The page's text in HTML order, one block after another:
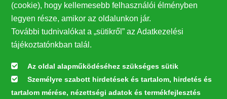
közben. A táplálékláncban betöltött szerepük miatt a
szúnyogok teljes kiirtása ökológiai katasztrófához,
fajok tömegeinek kipusztulásához vagy vészes
megfogyatkozásához vezetne!
(cookie), hogy kellemesebb felhasználói élményben
legyen része, amikor az oldalunkon jár.
További tudnivalókat a „sütikről” az Adatkezelési
tájékoztatónkban talál.
Az oldal alapműködéséhez szükséges sütik
Személyre szabott hirdetések és tartalom, hirdetés és
tartalom mérése, nézettségi adatok és termékfejlesztés